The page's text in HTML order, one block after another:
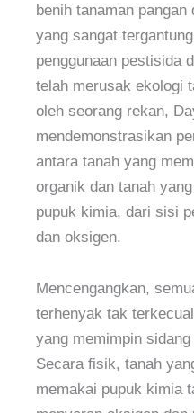
benih tanaman pangan
yang sangat
penggunaan pestisida
telah merusak ekologi
oleh seorang rekan,
mendemonstrasikan
antara tanah yang
organik dan tanah
pupuk kimia, dari sisi
dan oksigen.
Mencengangkan,
terhenyak tak
yang memimpin
Secara fisik, tanah
memakai pupuk kimia